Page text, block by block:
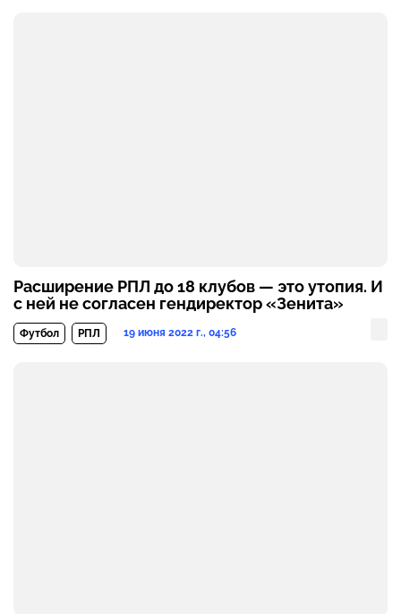
Расширение РПЛ до 18 клубов — это утопия. И
с ней не согласен гендиректор «Зенита»
Футбол РПЛ 19 июня 2022 г., 04:56